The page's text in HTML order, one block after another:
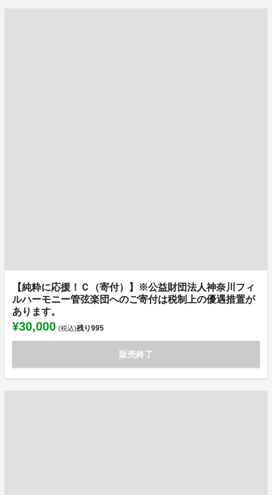
【純粋に応援！Ｃ（寄付）】※公益財団法人神奈川フィ
ルハーモニー管弦楽団へのご寄付は税制上の優遇措置が
あります。
¥30,000 (税込)残り995
販売終了